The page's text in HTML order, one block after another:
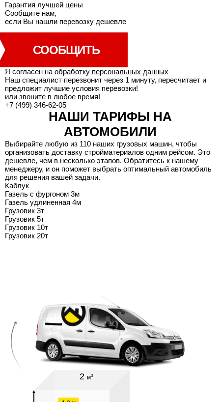
Гарантия лучшей цены
Сообщите нам,
если Вы нашли перевозку дешевле
СООБЩИТЬ
Я согласен на обработку персональных данных
Наш специалист перезвонит через 1 минуту, пересчитает и
предложит лучшие условия перевозки!
или звоните в любое время!
+7 (499) 346-62-05
НАШИ ТАРИФЫ НА
АВТОМОБИЛИ
Выбирайте любую из 110 наших грузовых машин, чтобы
организовать доставку стройматериалов одним рейсом. Это
дешевле, чем в несколько этапов. Обратитесь к нашему
менеджеру, и он поможет выбрать оптимальный автомобиль
для решения вашей задачи.
Каблук
Газель с фургоном 3м
Газель удлиненная 4м
Грузовик 3т
Грузовик 5т
Грузовик 10т
Грузовик 20т
2 м3